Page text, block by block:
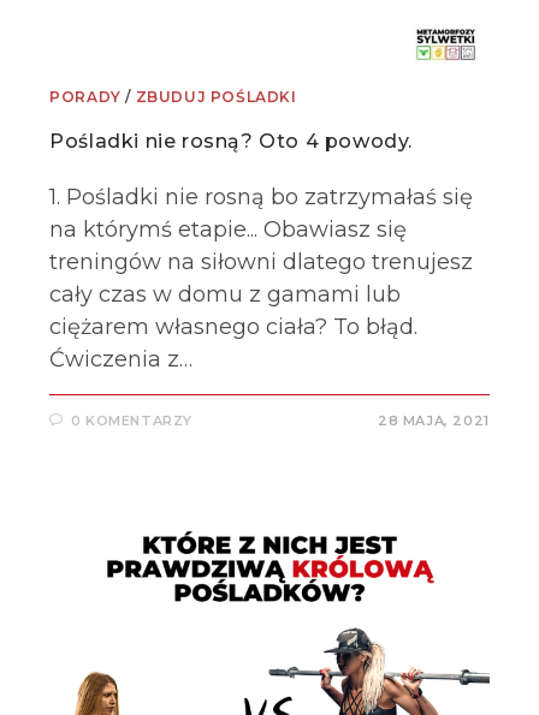
PORADY / ZBUDUJ POŚLADKI
Pośladki nie rosną? Oto 4 powody.
1. Pośladki nie rosną bo zatrzymałaś się
na którymś etapie... Obawiasz się
treningów na siłowni dlatego trenujesz
cały czas w domu z gamami lub
ciężarem własnego ciała? To błąd.
Ćwiczenia z…
0 KOMENTARZY 28 MAJA, 2021